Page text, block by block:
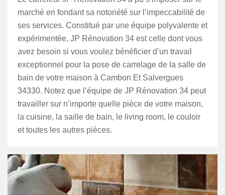
marché en fondant sa notoriété sur l’impeccabilité de
ses services. Constitué par une équipe polyvalente et
expérimentée, JP Rénovation 34 est celle dont vous
avez besoin si vous voulez bénéficier d’un travail
exceptionnel pour la pose de carrelage de la salle de
bain de votre maison à Cambon Et Salvergues
34330. Notez que l’équipe de JP Rénovation 34 peut
travailler sur n’importe quelle pièce de votre maison,
la cuisine, la saille de bain, le living room, le couloir
et toutes les autres pièces.